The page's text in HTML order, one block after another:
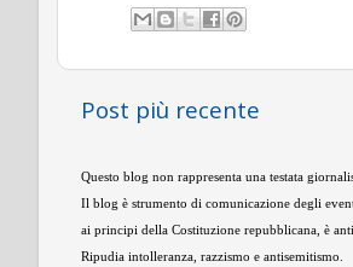
Post più recente
Questo blog non rappresenta una testata
Il blog è strumento di comunicazione degli
ai principi della Costituzione repubblicana, è
Ripudia intolleranza, razzismo e antisemitismo.